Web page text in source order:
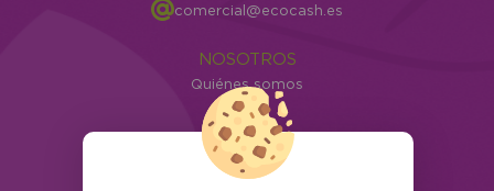
comercial@ecocash.es
NOSOTROS
Quiénes somos
Info
ATENCIÓN AL CLIENTE
Envíos y devoluciones